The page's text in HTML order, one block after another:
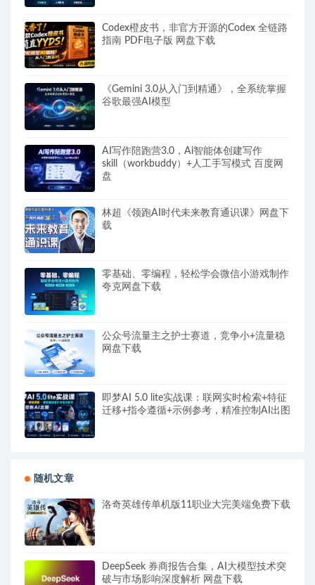
Codex橙皮书，非官方开源的Codex 全链路
指南 PDF电子版 网盘下载
《Gemini 3.0从入门到精通》，全系统掌握
谷歌最强AI模型
AI写作陪跑营3.0，Ai智能体创建写作
skill（workbuddy）+人工手写模式 百度网
盘
林超《领跑AI时代未来教育通识课》网盘下
载
零基础、零编程，轻松学会微信小游戏制作
夸克网盘下载
公众号流量主之护士赛道，竞争小+流量稳
网盘下载
即梦AI 5.0 lite实战课：联网实时检索+特征
迁移+指令遵循+示例参考，精准控制AI出图
随机文章
洛奇英雄传单机版11职业大完美端免费下载
DeepSeek 券商报告合集，AI大模型技术突
破与市场影响深度解析 网盘下载